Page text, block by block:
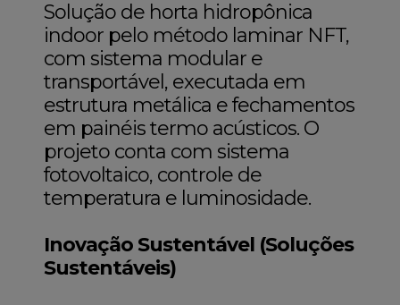
Solução de horta hidropônica
indoor pelo método laminar NFT,
com sistema modular e
transportável, executada em
estrutura metálica e fechamentos
em painéis termo acústicos. O
projeto conta com sistema
fotovoltaico, controle de
temperatura e luminosidade.
Inovação Sustentável (Soluções
Sustentáveis)